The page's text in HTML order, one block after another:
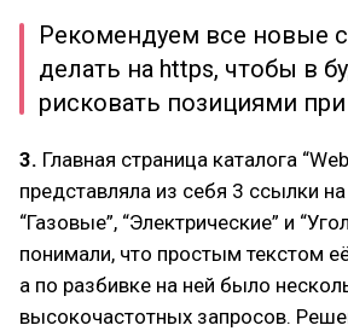
Рекомендуем все новые
делать на https, чтобы в
рисковать позициями
3. Главная страница каталога
представляла из себя 3 ссылки
“Газовые”, “Электрические” и
понимали, что простым текстом
а по разбивке на ней было
высокочастотных запросов.